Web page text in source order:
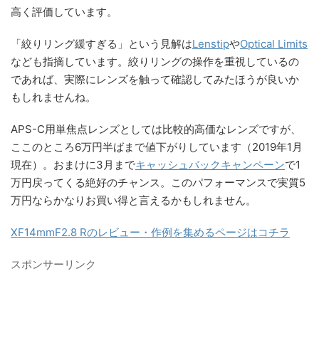
高く評価しています。
「絞りリング緩すぎる」という見解はLenstipやOptical Limits
なども指摘しています。絞りリングの操作を重視しているの
であれば、実際にレンズを触って確認してみたほうが良いか
もしれませんね。
APS-C用単焦点レンズとしては比較的高価なレンズですが、
ここのところ6万円半ばまで値下がりしています（2019年1月
現在）。おまけに3月までキャッシュバックキャンペーンで1
万円戻ってくる絶好のチャンス。このパフォーマンスで実質5
万円ならかなりお買い得と言えるかもしれません。
XF14mmF2.8 Rのレビュー・作例を集めるページはコチラ
スポンサーリンク